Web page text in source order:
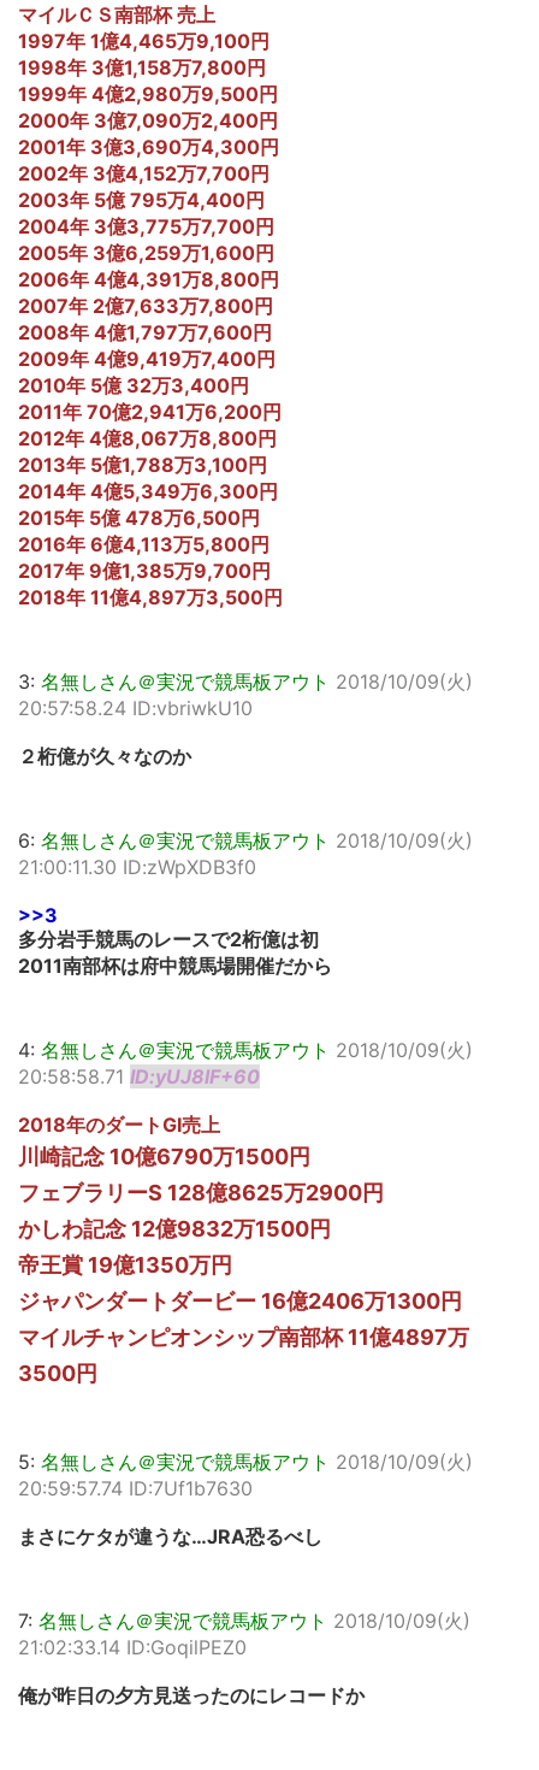
マイルＣＳ南部杯 売上
1997年 1億4,465万9,100円
1998年 3億1,158万7,800円
1999年 4億2,980万9,500円
2000年 3億7,090万2,400円
2001年 3億3,690万4,300円
2002年 3億4,152万7,700円
2003年 5億 795万4,400円
2004年 3億3,775万7,700円
2005年 3億6,259万1,600円
2006年 4億4,391万8,800円
2007年 2億7,633万7,800円
2008年 4億1,797万7,600円
2009年 4億9,419万7,400円
2010年 5億 32万3,400円
2011年 70億2,941万6,200円
2012年 4億8,067万8,800円
2013年 5億1,788万3,100円
2014年 4億5,349万6,300円
2015年 5億 478万6,500円
2016年 6億4,113万5,800円
2017年 9億1,385万9,700円
2018年 11億4,897万3,500円
3: 名無しさん＠実況で競馬板アウト 2018/10/09(火)
20:57:58.24 ID:vbriwkU10
２桁億が久々なのか
6: 名無しさん＠実況で競馬板アウト 2018/10/09(火)
21:00:11.30 ID:zWpXDB3f0
>>3
多分岩手競馬のレースで2桁億は初
2011南部杯は府中競馬場開催だから
4: 名無しさん＠実況で競馬板アウト 2018/10/09(火)
20:58:58.71 ID:yUJ8lF+60
2018年のダートGⅠ売上
川崎記念 10億6790万1500円
フェブラリーS 128億8625万2900円
かしわ記念 12億9832万1500円
帝王賞 19億1350万円
ジャパンダートダービー 16億2406万1300円
マイルチャンピオンシップ南部杯 11億4897万
3500円
5: 名無しさん＠実況で競馬板アウト 2018/10/09(火)
20:59:57.74 ID:7Uf1b7630
まさにケタが違うな…JRA恐るべし
7: 名無しさん＠実況で競馬板アウト 2018/10/09(火)
21:02:33.14 ID:GoqilPEZ0
俺が昨日の夕方見送ったのにレコードか